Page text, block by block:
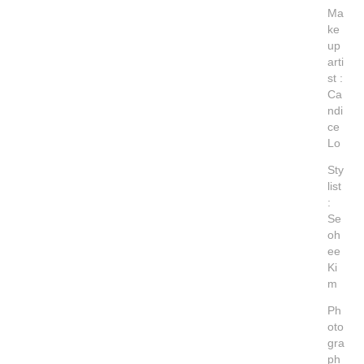
Ma
ke
up
arti
st :
Ca
ndi
ce
Lo
Sty
list
:
Se
oh
ee
Ki
m
Ph
oto
gra
ph